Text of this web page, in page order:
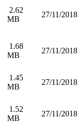
2.62
MB
27/11/2018
1.68
MB
27/11/2018
1.45
MB
27/11/2018
1.52
MB
27/11/2018